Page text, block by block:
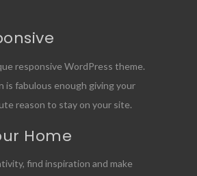
responsive WordPress theme.
is fabulous enough giving your
reason to stay on your site.
Home
find inspiration and make